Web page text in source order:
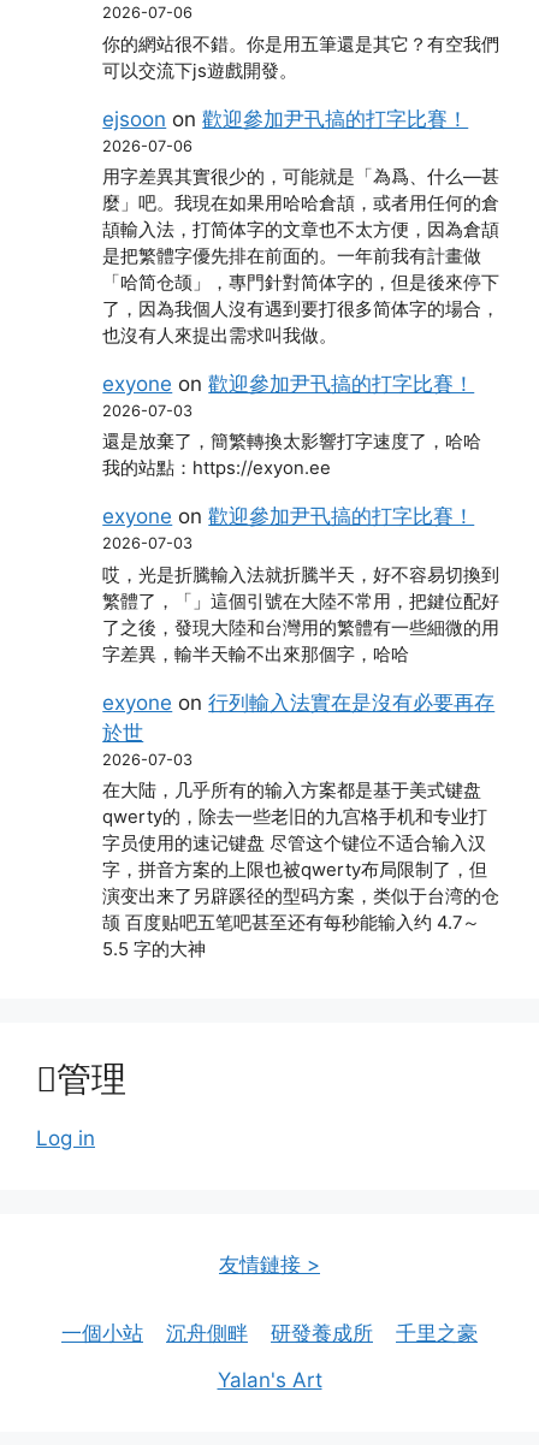
2026-07-06
你的網站很不錯。你是用五筆還是其它？有空我們
可以交流下js遊戲開發。
ejsoon on歡迎參加尹卂搞的打字比賽！
2026-07-06
用字差異其實很少的，可能就是「為爲、什么―甚
麼」吧。我現在如果用哈哈倉頡，或者用任何的倉
頡輸入法，打简体字的文章也不太方便，因為倉頡
是把繁體字優先排在前面的。一年前我有計畫做
「哈简仓颉」，專門針對简体字的，但是後來停下
了，因為我個人沒有遇到要打很多简体字的場合，
也沒有人來提出需求叫我做。
exyone on歡迎參加尹卂搞的打字比賽！
2026-07-03
還是放棄了，簡繁轉換太影響打字速度了，哈哈
我的站點：https://exyon.ee
exyone on歡迎參加尹卂搞的打字比賽！
2026-07-03
哎，光是折騰輸入法就折騰半天，好不容易切換到
繁體了，「」這個引號在大陸不常用，把鍵位配好
了之後，發現大陸和台灣用的繁體有一些細微的用
字差異，輸半天輸不出來那個字，哈哈
exyone on行列輸入法實在是沒有必要再存
於世
2026-07-03
在大陆，几乎所有的输入方案都是基于美式键盘
qwerty的，除去一些老旧的九宫格手机和专业打
字员使用的速记键盘 尽管这个键位不适合输入汉
字，拼音方案的上限也被qwerty布局限制了，但
演变出来了另辟蹊径的型码方案，类似于台湾的仓
颉 百度贴吧五笔吧甚至还有每秒能输入约 4.7～
5.5 字的大神
管理
Log in
友情鏈接 >
一個小站 沉舟側畔 研發養成所
千里之豪
Yalan's Art